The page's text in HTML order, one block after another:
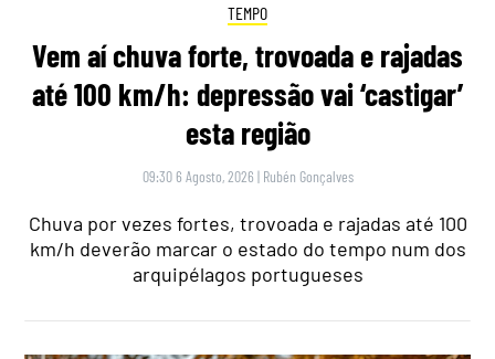
TEMPO
Vem aí chuva forte, trovoada e rajadas
até 100 km/h: depressão vai ‘castigar’
esta região
09:30 6 Agosto, 2026 | Rubén Gonçalves
Chuva por vezes fortes, trovoada e rajadas até 100
km/h deverão marcar o estado do tempo num dos
arquipélagos portugueses